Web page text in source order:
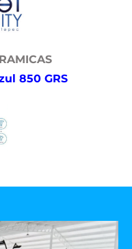
850 GRS